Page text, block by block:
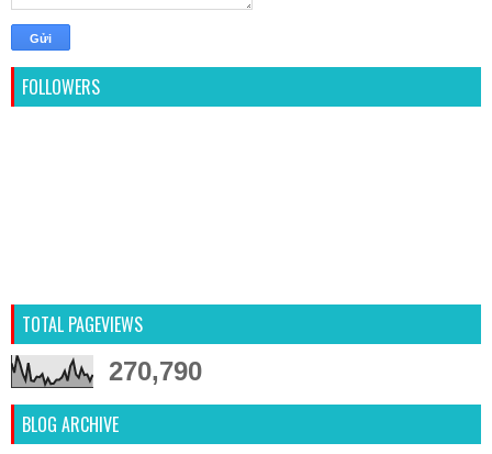
FOLLOWERS
TOTAL PAGEVIEWS
270,790
BLOG ARCHIVE